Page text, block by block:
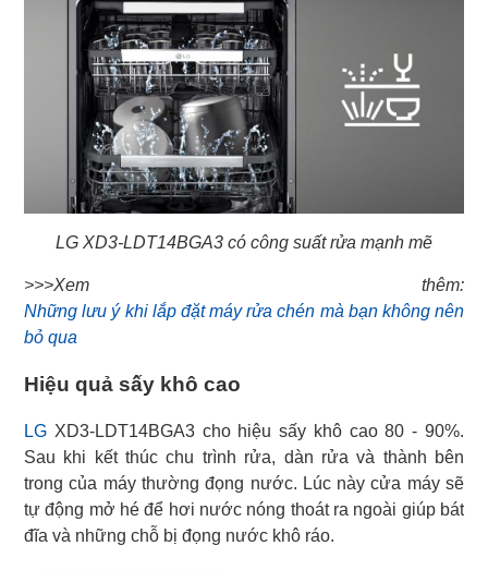
LG XD3-LDT14BGA3 có công suất rửa mạnh mẽ
Những lưu ý khi lắp đặt máy rửa chén mà bạn không nên
bỏ qua
Hiệu quả sấy khô cao
LG XD3-LDT14BGA3 cho hiệu sấy khô cao 80 - 90%.
Sau khi kết thúc chu trình rửa, dàn rửa và thành bên
trong của máy thường đọng nước. Lúc này cửa máy sẽ
tự động mở hé để hơi nước nóng thoát ra ngoài giúp bát
đĩa và những chỗ bị đọng nước khô ráo.